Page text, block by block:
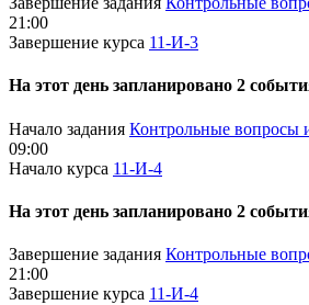
21:00
Завершение курса 11-И-3
На этот день запланировано 2
Начало задания Контрольные вопросы
09:00
Начало курса 11-И-4
На этот день запланировано 2
Завершение задания Контрольные
21:00
Завершение курса 11-И-4